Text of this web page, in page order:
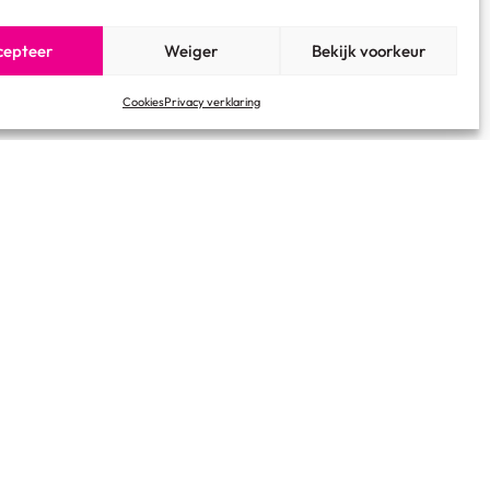
Weiger Bekijk voorkeur
CookiesPrivacy verklaring